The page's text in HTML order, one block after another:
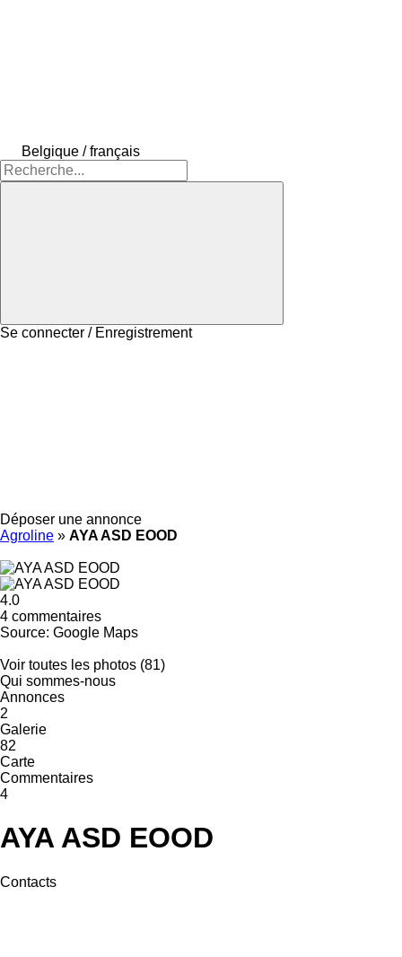
Belgique / français
Se connecter / Enregistrement
Déposer une annonce
Agroline » AYA ASD EOOD
4.0
4 commentaires
Source: Google Maps
Voir toutes les photos (81)
Qui sommes-nous
Annonces
2
Galerie
82
Carte
Commentaires
4
AYA ASD EOOD
Contacts